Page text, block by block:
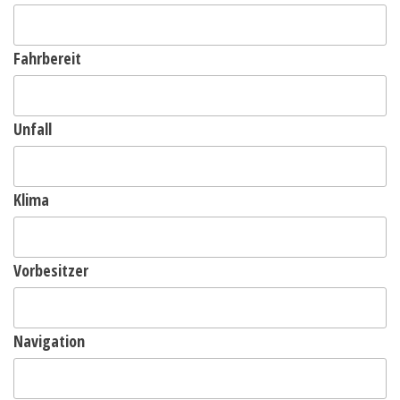
Fahrbereit
Unfall
Klima
Vorbesitzer
Navigation